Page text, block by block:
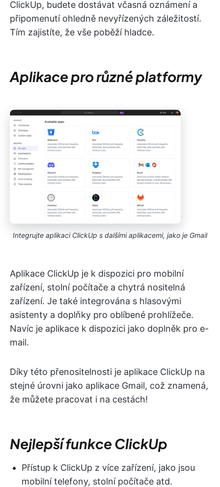
ClickUp, budete dostávat včasná oznámení a
připomenutí ohledně nevyřízených záležitostí.
Tím zajistíte, že vše poběží hladce.
Aplikace pro různé platformy
Integrujte aplikaci ClickUp s dalšími aplikacemi, jako je Gmail
Aplikace ClickUp je k dispozici pro mobilní
zařízení, stolní počítače a chytrá nositelná
zařízení. Je také integrována s hlasovými
asistenty a doplňky pro oblíbené prohlížeče.
Navíc je aplikace k dispozici jako doplněk pro e-
mail.
Díky této přenositelnosti je aplikace ClickUp na
stejné úrovni jako aplikace Gmail, což znamená,
že můžete pracovat i na cestách!
Nejlepší funkce ClickUp
Přístup k ClickUp z více zařízení, jako jsou
mobilní telefony, stolní počítače atd.